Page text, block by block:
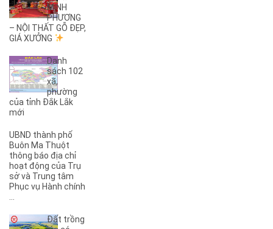
2KC(1)
30/4(29)
32(1)
32A(1)
3A(1)
3B(3)
3KC (1)
4A(1)
5A(1)
5KC(3)
6A(1)
6B (1)
8B(3)
MINH
PHƯƠNG
– NỘI THẤT GỖ ĐẸP,
GIÁ XƯỞNG
Danh
sách 102
xã,
phường
của tỉnh Đắk Lắk
mới
UBND thành phố
Buôn Ma Thuột
thông báo địa chỉ
hoạt động của Trụ
sở và Trung tâm
Phục vụ Hành chính
Đất trồng